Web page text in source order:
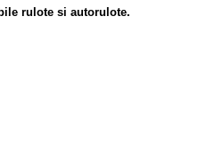
rulote si autorulote.